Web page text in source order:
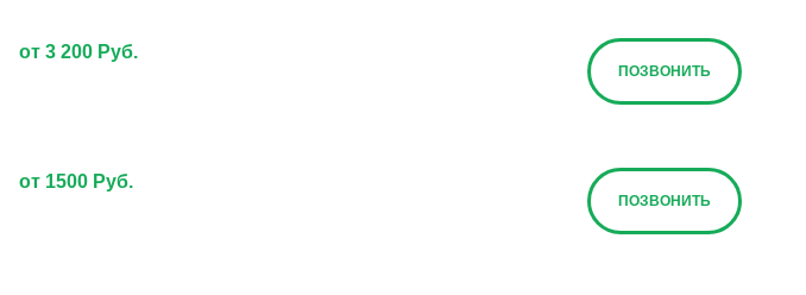
от 3 200 Руб.
ПОЗВОНИТЬ
от 1500 Руб.
ПОЗВОНИТЬ